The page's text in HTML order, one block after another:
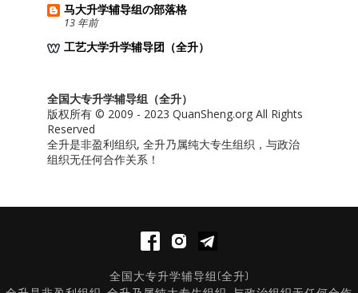
马大升学辅导组の部落格
13 年前
工艺大学升学辅导团（全升）
全国大专升学辅导组（全升）
版权所有 © 2009 - 2023 QuanSheng.org All Rights
Reserved
全升是非盈利组织, 全升乃属纯大专生组织，与政治
组织无任何合作关系！
全国大专升学辅导组(全升)